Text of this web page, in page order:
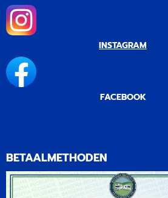
INSTAGRAM
FACEBOOK
BETAALMETHODEN